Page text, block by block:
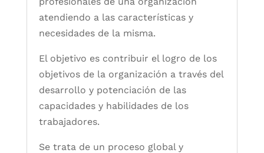
atendiendo a las características y
necesidades de la misma.
El objetivo es contribuir el logro de los
objetivos de la organización a través del
desarrollo y potenciación de las
capacidades y habilidades de los
trabajadores.
Se trata de un proceso global y